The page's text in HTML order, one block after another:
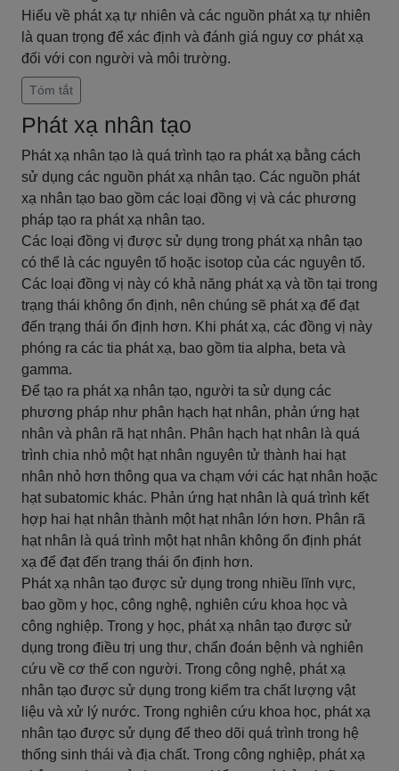
Hiểu về phát xạ tự nhiên và các nguồn phát xạ tự nhiên
là quan trọng để xác định và đánh giá nguy cơ phát xạ
đối với con người và môi trường.
Tóm tắt
Phát xạ nhân tạo
Phát xạ nhân tạo là quá trình tạo ra phát xạ bằng cách
sử dụng các nguồn phát xạ nhân tạo. Các nguồn phát
xạ nhân tạo bao gồm các loại đồng vị và các phương
pháp tạo ra phát xạ nhân tạo.
Các loại đồng vị được sử dụng trong phát xạ nhân tạo
có thể là các nguyên tố hoặc isotop của các nguyên tố.
Các loại đồng vị này có khả năng phát xạ và tồn tại trong
trạng thái không ổn định, nên chúng sẽ phát xạ để đạt
đến trạng thái ổn định hơn. Khi phát xạ, các đồng vị này
phóng ra các tia phát xạ, bao gồm tia alpha, beta và
gamma.
Để tạo ra phát xạ nhân tạo, người ta sử dụng các
phương pháp như phân hạch hạt nhân, phản ứng hạt
nhân và phân rã hạt nhân. Phân hạch hạt nhân là quá
trình chia nhỏ một hạt nhân nguyên tử thành hai hạt
nhân nhỏ hơn thông qua va chạm với các hạt nhân hoặc
hạt subatomic khác. Phản ứng hạt nhân là quá trình kết
hợp hai hạt nhân thành một hạt nhân lớn hơn. Phân rã
hạt nhân là quá trình một hạt nhân không ổn định phát
xạ để đạt đến trạng thái ổn định hơn.
Phát xạ nhân tạo được sử dụng trong nhiều lĩnh vực,
bao gồm y học, công nghệ, nghiên cứu khoa học và
công nghiệp. Trong y học, phát xạ nhân tạo được sử
dụng trong điều trị ung thư, chẩn đoán bệnh và nghiên
cứu về cơ thể con người. Trong công nghệ, phát xạ
nhân tạo được sử dụng trong kiểm tra chất lượng vật
liệu và xử lý nước. Trong nghiên cứu khoa học, phát xạ
nhân tạo được sử dụng để theo dõi quá trình trong hệ
thống sinh thái và địa chất. Trong công nghiệp, phát xạ